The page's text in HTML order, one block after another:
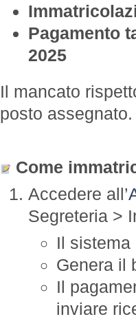
Pagamento
2025
Il mancato
posto assegnato.
Come
Accedere all’
Segreteria >
Il
Genera il
Il
inviare